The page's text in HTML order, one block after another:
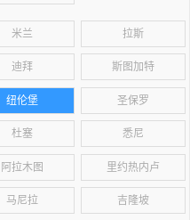
米兰 拉斯
迪拜 斯图加特
纽伦堡 圣保罗
杜塞 悉尼
阿拉木图 里约热内卢
马尼拉 吉隆坡